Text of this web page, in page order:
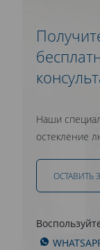
Наши
остекление
ОСТАВИТЬ